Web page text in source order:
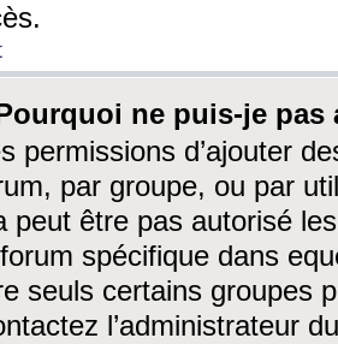
ne puis-je
permissions d’ajouter
par groupe, ou par
peut être pas autorisé
spécifique dans
seuls certains groupes
l’administrateur